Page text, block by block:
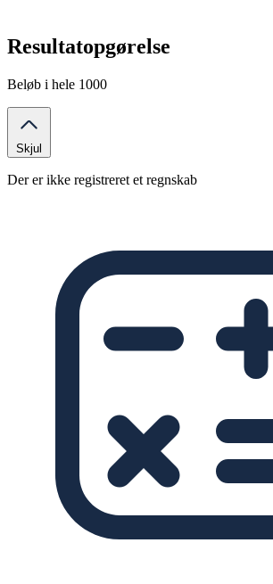
Resultatopgørelse
Beløb i hele 1000
Skjul
Der er ikke registreret et regnskab